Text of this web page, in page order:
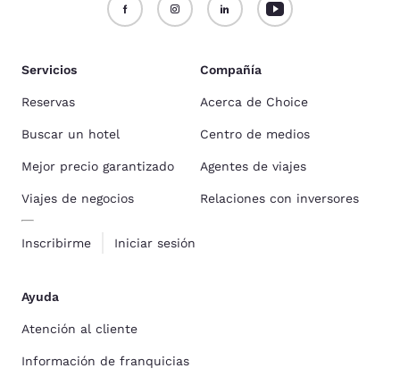
Servicios
Reservas
Buscar un hotel
Mejor precio garantizado
Viajes de negocios
Inscribirme Iniciar sesión
Compañía
Acerca de Choice
Centro de medios
Agentes de viajes
Relaciones con inversores
Ayuda
Atención al cliente
Información de franquicias